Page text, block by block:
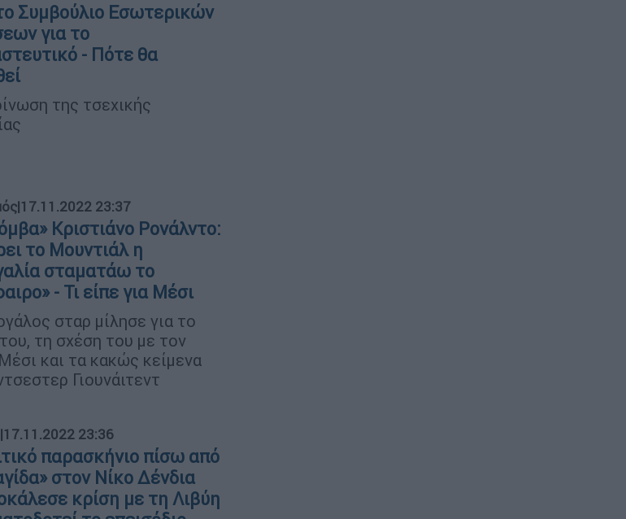
Συμβούλιο Εσωτερικών
για το
- Πότε θα
της τσεχικής
|17.11.2022 23:37
Κριστιάνο Ρονάλντο:
το Μουντιάλ η
σταματάω το
- Τι είπε για Μέσι
σταρ μίλησε για το
τη σχέση του με τον
και τα κακώς κείμενα
Γιουνάιτεντ
|17.11.2022 23:36
παρασκήνιο πίσω από
στον Νίκο Δένδια
κρίση με τη Λιβύη